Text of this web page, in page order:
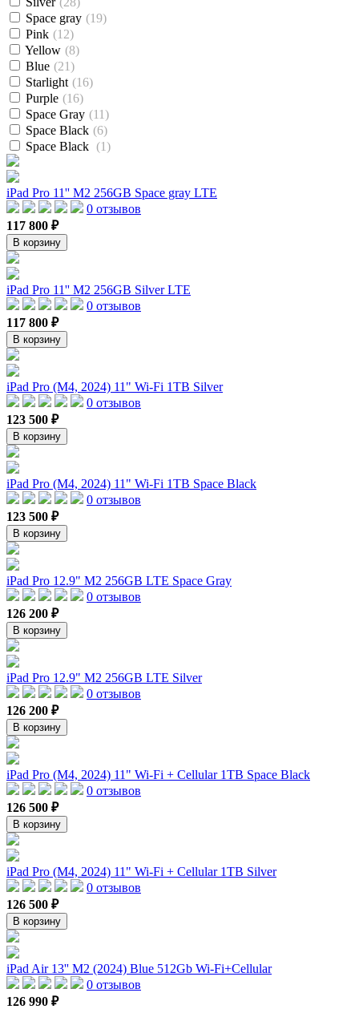
Space gray (19)
Pink (12)
Yellow (8)
Blue (21)
Starlight (16)
Purple (16)
Space Gray (11)
Space Black (6)
Space Black (1)
iPad Pro 11'' M2 256GB Space gray LTE
0 отзывов
117 800 ₽
В корзину
iPad Pro 11'' M2 256GB Silver LTE
0 отзывов
117 800 ₽
В корзину
iPad Pro (M4, 2024) 11" Wi-Fi 1TB Silver
0 отзывов
123 500 ₽
В корзину
iPad Pro (M4, 2024) 11" Wi-Fi 1TB Space Black
0 отзывов
123 500 ₽
В корзину
iPad Pro 12.9" M2 256GB LTE Space Gray
0 отзывов
126 200 ₽
В корзину
iPad Pro 12.9" M2 256GB LTE Silver
0 отзывов
126 200 ₽
В корзину
iPad Pro (M4, 2024) 11" Wi-Fi + Cellular 1TB Space Black
0 отзывов
126 500 ₽
В корзину
iPad Pro (M4, 2024) 11" Wi-Fi + Cellular 1TB Silver
0 отзывов
126 500 ₽
В корзину
iPad Air 13'' M2 (2024) Blue 512Gb Wi-Fi+Cellular
0 отзывов
126 990 ₽